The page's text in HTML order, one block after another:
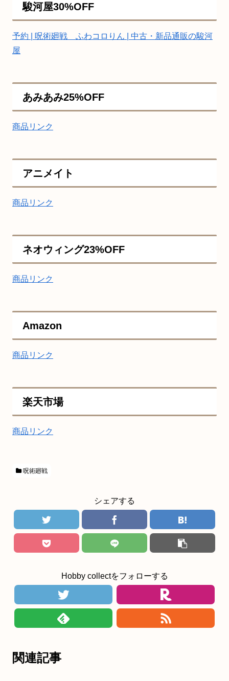
駿河屋30%OFF
予約 | 呪術廻戦 ふわコロりん | 中古・新品通販の駿河
屋
あみあみ25%OFF
商品リンク
アニメイト
商品リンク
ネオウィング23%OFF
商品リンク
Amazon
商品リンク
楽天市場
商品リンク
呪術廻戦
シェアする
Hobby collectをフォローする
関連記事